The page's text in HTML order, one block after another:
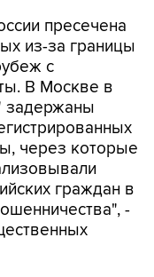
пресечена
из-за границы
с
В Москве в
задержаны
через которые
граждан в
-